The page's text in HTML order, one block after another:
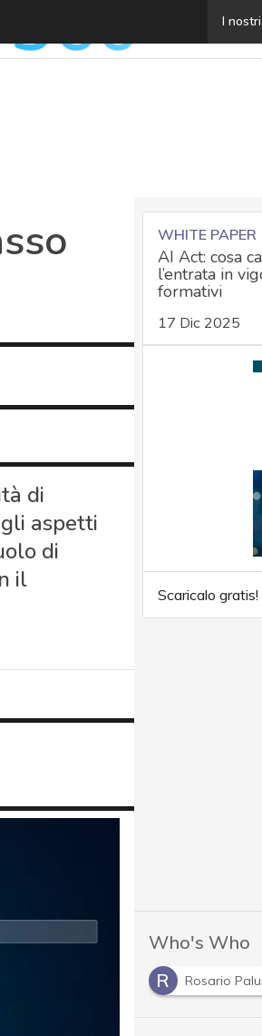
I
IA, come
di
aspetti
di
il
WHITE PAPER
AI Act: cosa
l’entrata in
formativi
17 Dic 2025
Scaricalo gratis!
Who's Who
R
Rosario